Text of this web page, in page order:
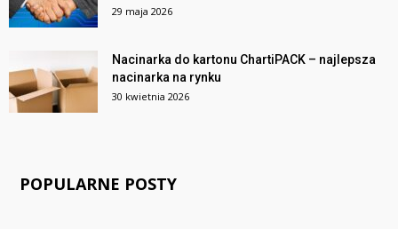
29 maja 2026
Nacinarka do kartonu ChartiPACK – najlepsza
nacinarka na rynku
30 kwietnia 2026
POPULARNE POSTY